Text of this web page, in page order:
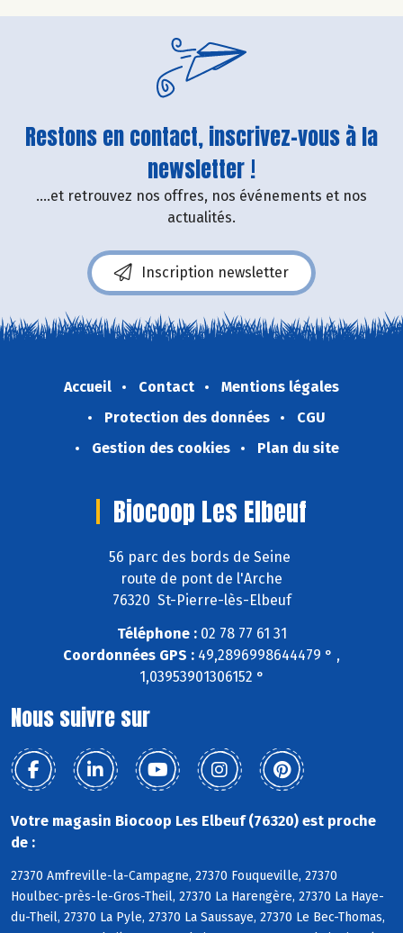
Restons en contact, inscrivez-vous à la
newsletter !
....et retrouvez nos offres, nos événements et nos
actualités.
Inscription newsletter
Accueil Contact
Mentions légales
Protection des données
CGU
Gestion des cookies
Plan du site
Biocoop Les Elbeuf
56 parc des bords de Seine
route de pont de l'Arche
76320 St-Pierre-lès-Elbeuf
Téléphone :02 78 77 61 31
Coordonnées GPS : 49,2896998644479 ° ,
1,03953901306152 °
Nous suivre sur
Votre magasin Biocoop Les Elbeuf (76320) est proche
de :
27370 Amfreville-la-Campagne, 27370 Fouqueville, 27370
Houlbec-près-le-Gros-Theil, 27370 La Harengère, 27370 La Haye-
du-Theil, 27370 La Pyle, 27370 La Saussaye, 27370 Le Bec-Thomas,